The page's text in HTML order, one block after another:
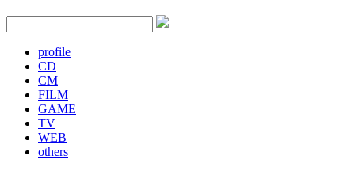
profile
CD
CM
FILM
GAME
TV
WEB
others